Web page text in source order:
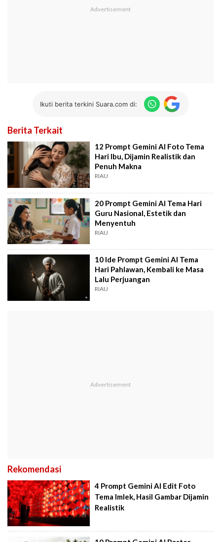
Ikuti berita terkini Suara.com di:
Berita Terkait
12 Prompt Gemini AI Foto Tema
Hari Ibu, Dijamin Realistik dan
Penuh Makna
RIAU
20 Prompt Gemini AI Tema Hari
Guru Nasional, Estetik dan
Menyentuh
RIAU
10 Ide Prompt Gemini AI Tema
Hari Pahlawan, Kembali ke Masa
Lalu Perjuangan
RIAU
Rekomendasi
4 Prompt Gemini AI Edit Foto
Tema Imlek, Hasil Gambar Dijamin
Realistik